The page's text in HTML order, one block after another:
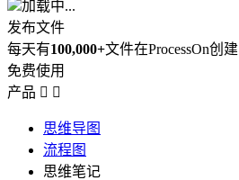
加载中...
发布文件
每天有100,000+文件在ProcessOn创建
免费使用
产品  
思维导图
流程图
思维笔记